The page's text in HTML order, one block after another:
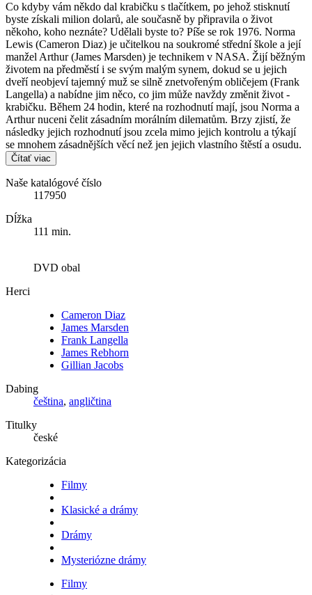
Co kdyby vám někdo dal krabičku s tlačítkem, po jehož stisknutí
byste získali milion dolarů, ale současně by připravila o život
někoho, koho neznáte? Udělali byste to? Píše se rok 1976. Norma
Lewis (Cameron Diaz) je učitelkou na soukromé střední škole a její
manžel Arthur (James Marsden) je technikem v NASA. Žijí běžným
životem na předměstí i se svým malým synem, dokud se u jejich
dveří neobjeví tajemný muž se silně znetvořeným obličejem (Frank
Langella) a nabídne jim něco, co jim může navždy změnit život -
krabičku. Během 24 hodin, které na rozhodnutí mají, jsou Norma a
Arthur nuceni čelit zásadním morálním dilematům. Brzy zjistí, že
následky jejich rozhodnutí jsou zcela mimo jejich kontrolu a týkají
se mnohem zásadnějších věcí než jen jejich vlastního štěstí a osudu.
Čítať viac
Naše katalógové číslo
117950
Dĺžka
111 min.
DVD obal
Herci
Cameron Diaz
James Marsden
Frank Langella
James Rebhorn
Gillian Jacobs
Dabing
čeština, angličtina
Titulky
české
Kategorizácia
Filmy
Klasické a drámy
Drámy
Mysteriózne drámy
Filmy